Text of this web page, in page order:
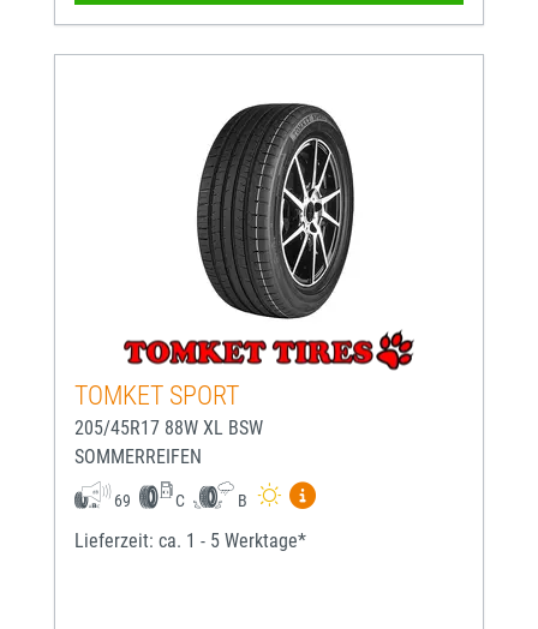
TOMKET SPORT
205/45R17 88W XL BSW
SOMMERREIFEN
69 C B
Mehr Informationen zum
Lieferzeit: ca. 1 - 5 Werktage*